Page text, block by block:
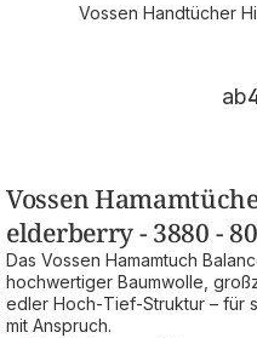
Vossen Handtücher
ab
Vossen
elderberry - 3880 -
Das Vossen Hamamtuch
hochwertiger Baumwolle,
edler Hoch‑Tief‑Struktur – für
mit Anspruch.